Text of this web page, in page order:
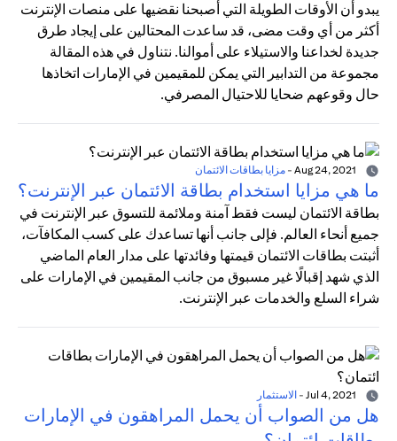
يبدو أن الأوقات الطويلة التي أصبحنا نقضيها على منصات الإنترنت
أكثر من أي وقت مضى، قد ساعدت المحتالين على إيجاد طرق
جديدة لخداعنا والاستيلاء على أموالنا. نتناول في هذه المقالة
مجموعة من التدابير التي يمكن للمقيمين في الإمارات اتخاذها
حال وقوعهم ضحايا للاحتيال المصرفي.
- مزايا بطاقات الائتمان
ما هي مزايا استخدام بطاقة الائتمان عبر الإنترنت؟
بطاقة الائتمان ليست فقط آمنة وملائمة للتسوق عبر الإنترنت في
جميع أنحاء العالم. فإلى جانب أنها تساعدك على كسب المكافآت،
أثبتت بطاقات الائتمان قيمتها وفائدتها على مدار العام الماضي
الذي شهد إقبالًا غير مسبوق من جانب المقيمين في الإمارات على
شراء السلع والخدمات عبر الإنترنت.
- الاستثمار
هل من الصواب أن يحمل المراهقون في الإمارات